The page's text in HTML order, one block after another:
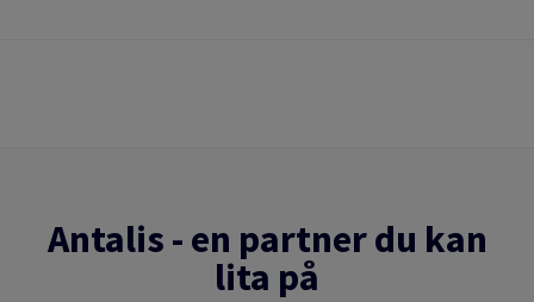
Antalis - en partner du kan
lita på